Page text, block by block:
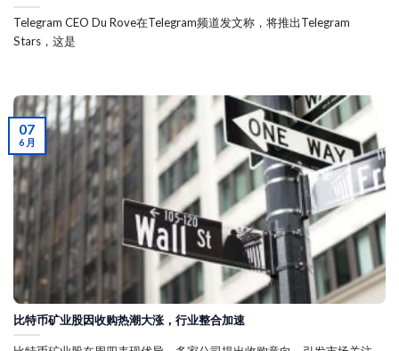
Telegram CEO Du Rove在Telegram频道发文称，将推出Telegram
Stars，这是
比特币矿业股因收购热潮大涨，行业整合加速
07
6 月